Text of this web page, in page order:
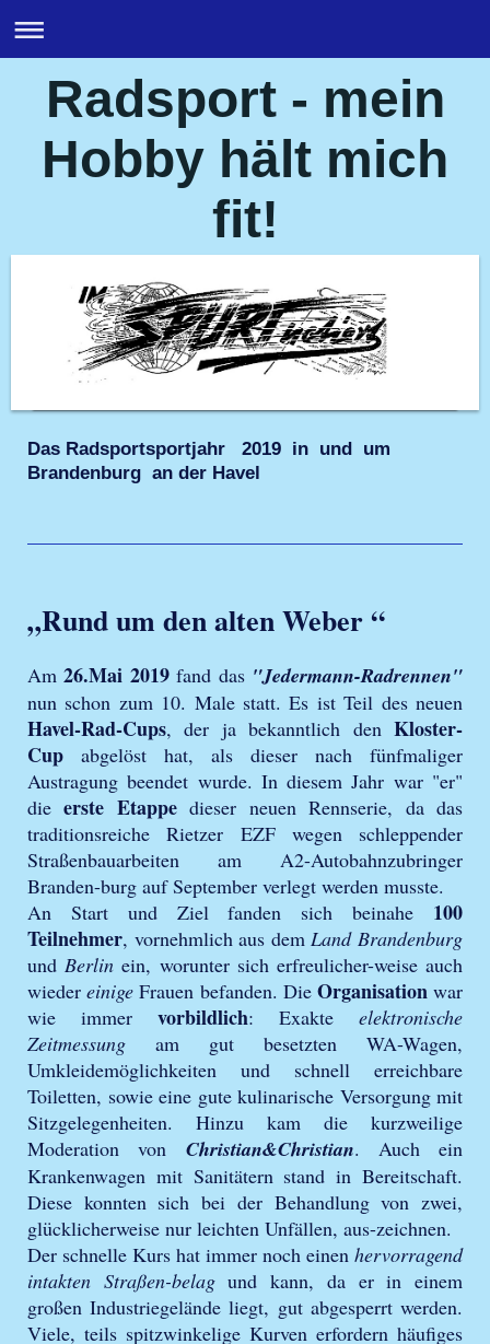
Radsport - mein
Hobby hält mich
fit!
Das Radsportsportjahr 2019 in und um
Brandenburg an der Havel
„Rund um den alten Weber “
Am26.Mai 2019fand das "Jedermann-Radrennen"
nun schon zum 10. Male statt. Es ist Teil des neuen
Havel-Rad-Cups, der ja bekanntlich den Kloster-
Cup abgelöst hat, als dieser nach fünfmaliger
Austragung beendet wurde. In diesem Jahr war "er"
dieerste Etappedieser neuen Rennserie, da das
traditionsreiche Rietzer EZF wegen schleppender
Straßenbauarbeiten am A2-Autobahnzubringer
Branden-burg auf September verlegt werden musste.
An Start und Ziel fanden sich beinahe 100
Teilnehmer, vornehmlich aus demLand Brandenburg
undBerlin ein, worunter sich erfreulicher-weise auch
wiedereinige Frauen befanden. Die Organisationwar
wie immer vorbildlich: Exakte elektronische
Zeitmessung am gut besetzten WA-Wagen,
Umkleidemöglichkeiten und schnell erreichbare
Toiletten, sowie eine gute kulinarische Versorgung mit
Sitzgelegenheiten. Hinzu kam die kurzweilige
Moderation von Christian&Christian. Auch ein
Krankenwagen mit Sanitätern stand in Bereitschaft.
Diese konnten sich bei der Behandlung von zwei,
glücklicherweise nur leichten Unfällen, aus-zeichnen.
Der schnelle Kurs hat immer noch einen hervorragend
intakten Straßen-belagund kann, da er in einem
großen Industriegelände liegt, gut abgesperrt werden.
Viele, teils spitzwinkelige Kurven erfordern häufiges